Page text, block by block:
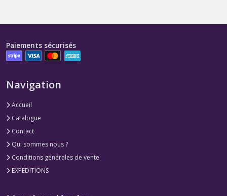
Paiements sécurisés
Navigation
Accueil
Catalogue
Contact
Qui sommes nous ?
Conditions générales de vente
EXPEDITIONS